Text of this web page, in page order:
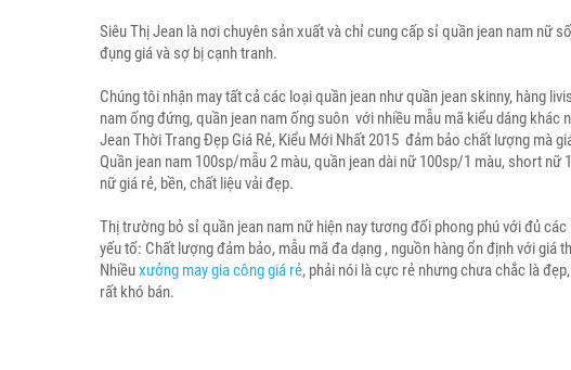
Siêu Thị Jean là nơi chuyên sản xuất và chỉ cung cấp sỉ quần jean nam nữ
đụng giá và sợ bị cạnh tranh.
Chúng tôi nhận may tất cả các loại quần jean như quần jean skinny, hàng
nam ống đứng, quần jean nam ống suôn với nhiều mẫu mã kiểu dáng
Jean Thời Trang Đẹp Giá Rẻ, Kiểu Mới Nhất 2015 đảm bảo chất lượng mà
Quần jean nam 100sp/mẫu 2 màu, quần jean dài nữ 100sp/1 màu, short
nữ giá rẻ, bền, chất liệu vải đẹp.
Thị trường bỏ sỉ quần jean nam nữ hiện nay tương đối phong phú với đủ
yếu tố: Chất lượng đảm bảo, mẫu mã đa dạng , nguồn hàng ổn định với
Nhiềuxưởng may gia công giá rẻ, phải nói là cực rẻ nhưng chưa chắc là
rất khó bán.